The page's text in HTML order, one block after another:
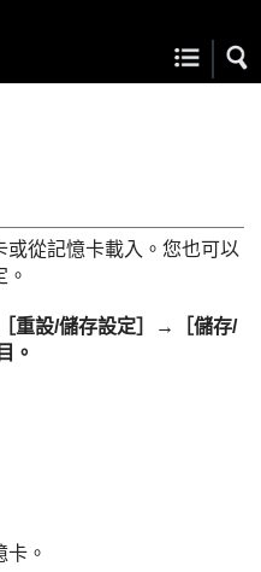
從記憶卡載入。您也可以
［重設/儲存設定］ →
［儲存/
。
。